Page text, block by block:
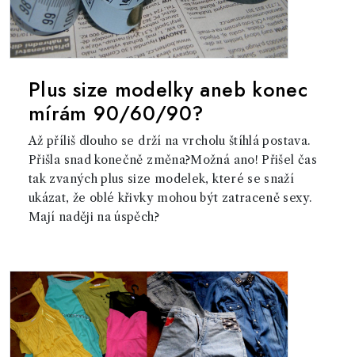
Plus size modelky aneb konec
mírám 90/60/90?
Až příliš dlouho se drží na vrcholu štíhlá postava.
Přišla snad konečně změna?Možná ano! Přišel čas
tak zvaných plus size modelek, které se snaží
ukázat, že oblé křivky mohou být zatraceně sexy.
Mají naději na úspěch?